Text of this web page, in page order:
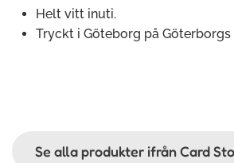
Helt vitt inuti.
Tryckt i Göteborg på Göterborgs
Se alla produkter ifrån Card